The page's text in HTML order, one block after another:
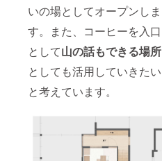
いの場としてオープンしま
す。また、コーヒーを入口
として山の話もできる場所
としても活用していきたい
と考えています。